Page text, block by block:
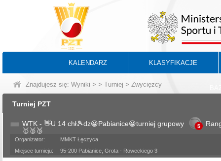
KALENDARZ KLASYFIKACJE
Znajdujesz się: Wyniki > > Turniej > Zwycięzcy
Turniej PZT
WTK - 👋U 14 chł🎾dz😀Pabianice😀turniej grupowy
🥇🥈🥉
5
Organizator:
MMKT Łęczyca
Miejsce turnieju:
95-200 Pabianice, Grota - Roweckiego 3